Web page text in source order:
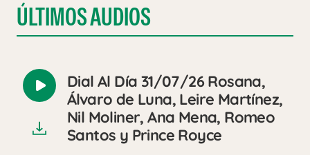
ÚLTIMOS AUDIOS
Reproducir
audio
Dial Al Día 31/07/26 Rosana,
Álvaro de Luna, Leire Martínez,
Nil Moliner, Ana Mena, Romeo
Santos y Prince Royce